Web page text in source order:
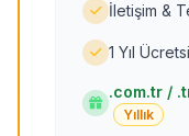
İletişim &
1 Yıl
.com.tr /
Yıllık